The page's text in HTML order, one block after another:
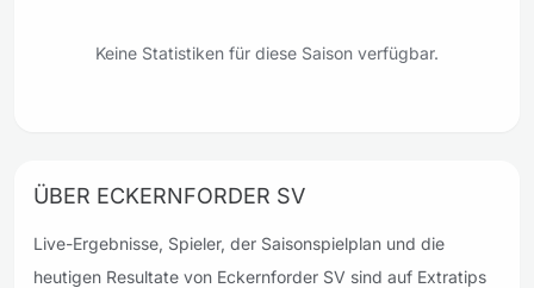
Keine Statistiken für diese Saison verfügbar.
ÜBER ECKERNFORDER SV
Live-Ergebnisse, Spieler, der Saisonspielplan und die
heutigen Resultate von Eckernforder SV sind auf Extratips